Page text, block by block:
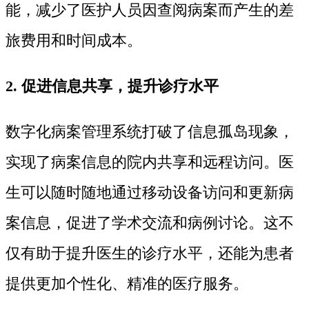
能，减少了医护人员因查阅病案而产生的差
旅费用和时间成本。
2. 促进信息共享，提升诊疗水平
数字化病案管理系统打破了信息孤岛现象，
实现了病案信息的院内共享和远程访问。医
生可以随时随地通过移动设备访问和更新病
案信息，促进了学术交流和病例讨论。这不
仅有助于提升医生的诊疗水平，还能为患者
提供更加个性化、精准的医疗服务。